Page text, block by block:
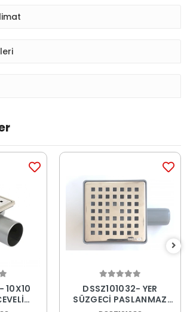
10X10
DSSZ101032- YER
SÜZGECİ PASLANMAZ